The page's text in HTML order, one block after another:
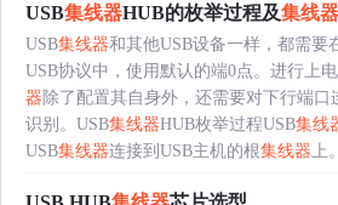
USB集线器HUB的枚举过程及集线器
USB集线器和其他USB设备一样，都需要
USB协议中，使用默认的端0点。进行上
器 除了配置其自身外，还需要对下行端口
识别。USB集线器HUB枚举过程USB集线
USB集线器连接到USB主机的根集线器上